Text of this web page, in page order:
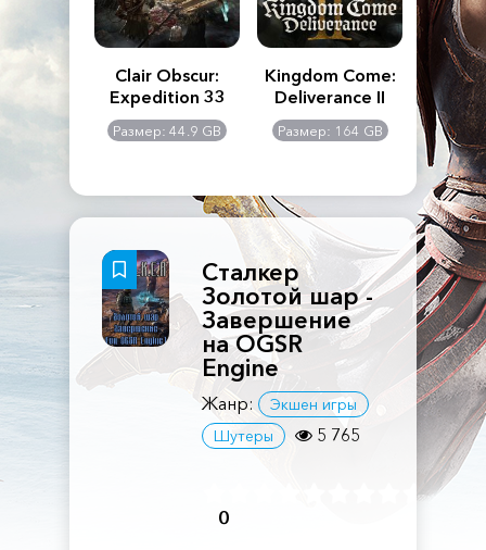
Creed
Clair Obscur:
Expedition 33
Размер: 44.9 GB
Kingdom Come:
Deliverance II
Размер: 164 GB
The
Сталкер
Золотой шар -
Завершение
на OGSR
Engine
Жанр:
Экшен игры
Шутеры
5 765
0